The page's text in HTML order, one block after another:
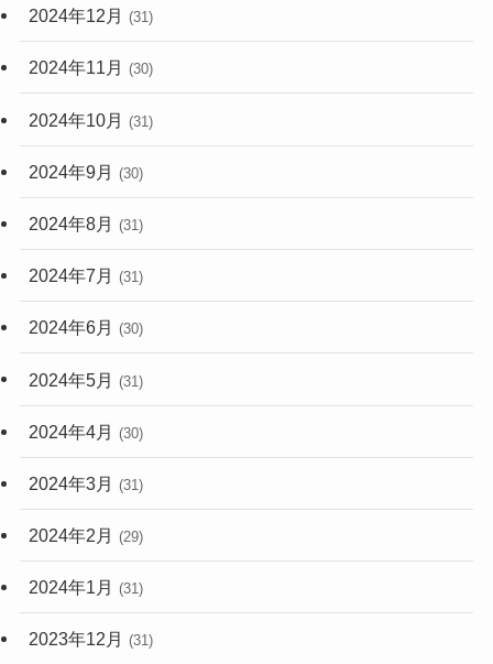
2024年12月 (31)
2024年11月 (30)
2024年10月 (31)
2024年9月 (30)
2024年8月 (31)
2024年7月 (31)
2024年6月 (30)
2024年5月 (31)
2024年4月 (30)
2024年3月 (31)
2024年2月 (29)
2024年1月 (31)
2023年12月 (31)